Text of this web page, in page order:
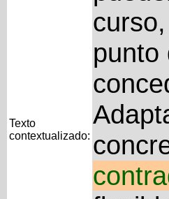
Texto
contextualizado:
punto